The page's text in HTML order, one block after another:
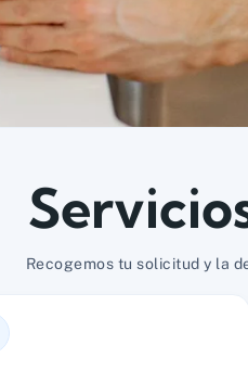
Recogemos tu solicitud y la